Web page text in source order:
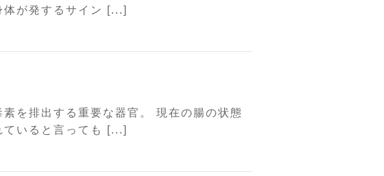
体が発するサイン [...]
を排出する重要な器官。 現在の腸の状態
ていると言っても [...]